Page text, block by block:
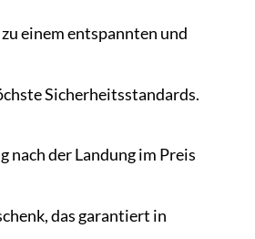
einem entspannten und
Sicherheitsstandards.
der Landung im Preis
das garantiert in